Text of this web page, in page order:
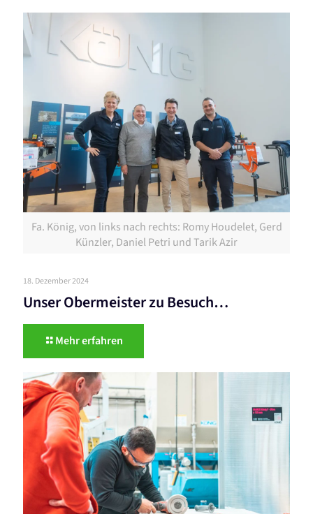
Fa. König, von links nach rechts: Romy Houdelet, Gerd
Künzler, Daniel Petri und Tarik Azir
18. Dezember 2024
Unser Obermeister zu Besuch…
Mehr erfahren